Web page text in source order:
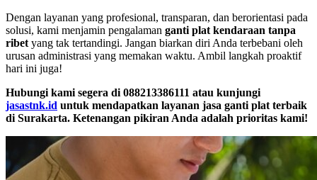
Dengan layanan yang profesional, transparan, dan berorientasi pada
solusi, kami menjamin pengalaman ganti plat kendaraan tanpa
ribet yang tak tertandingi. Jangan biarkan diri Anda terbebani oleh
urusan administrasi yang memakan waktu. Ambil langkah proaktif
hari ini juga!
Hubungi kami segera di 088213386111 atau kunjungi
jasastnk.id untuk mendapatkan layanan jasa ganti plat terbaik
di Surakarta. Ketenangan pikiran Anda adalah prioritas kami!